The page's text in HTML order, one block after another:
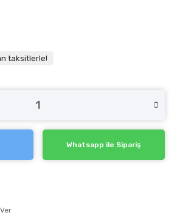
taksitlerle!
Whatsapp ile Sipariş